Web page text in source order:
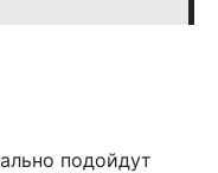
подойдут